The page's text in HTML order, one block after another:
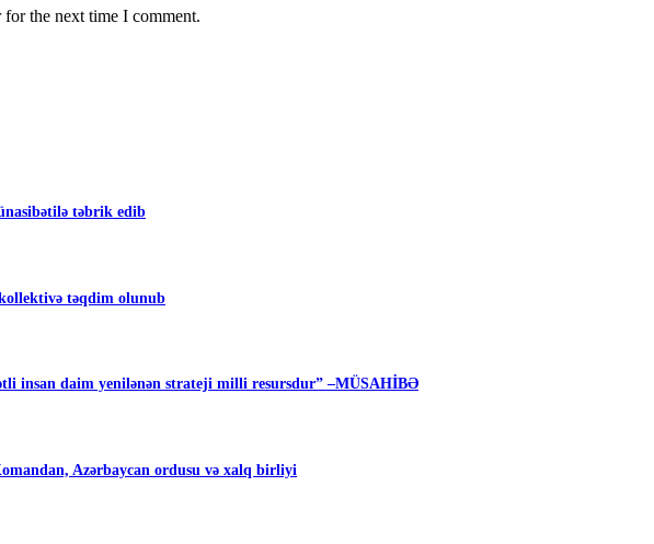
the next time I comment.
təbrik edib
təqdim olunub
insan daim yenilənən strateji milli resursdur” –MÜSAHİBƏ
Azərbaycan ordusu və xalq birliyi